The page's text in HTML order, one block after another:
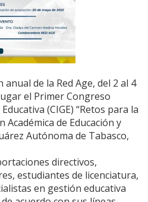
de la Red Age, del 2 al 4
el Primer Congreso
(CIGE) “Retos para la
Académica de Educación y
Autónoma de Tabasco,
directivos,
estudiantes de licenciatura,
en gestión educativa